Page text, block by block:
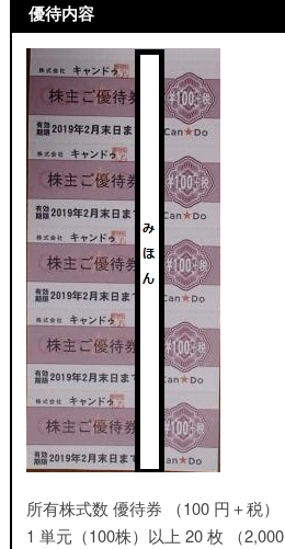
優待内容
所有株式数 優待券 （100 円＋税）
1 単元（100株）以上 20 枚 （2,000